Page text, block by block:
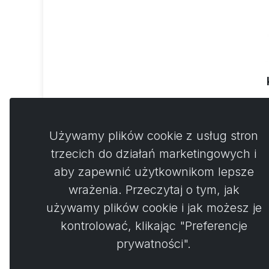
Używamy plików cookie z usług stron
trzecich do działań marketingowych i
aby zapewnić użytkownikom lepsze
wrażenia. Przeczytaj o tym, jak
używamy plików cookie i jak możesz je
kontrolować, klikając "Preferencje
prywatności".